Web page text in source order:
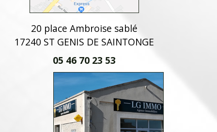
20 place Ambroise sablé
17240 ST GENIS DE SAINTONGE
05 46 70 23 53